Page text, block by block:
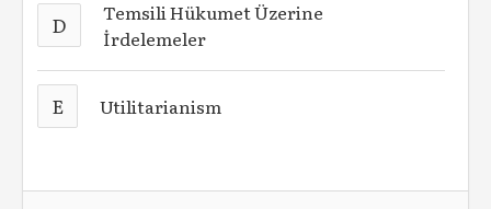
D
Temsili Hükumet Üzerine
İrdelemeler
E Utilitarianism